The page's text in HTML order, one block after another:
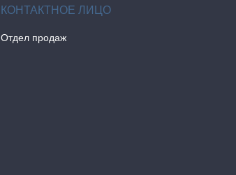
Отдел продаж